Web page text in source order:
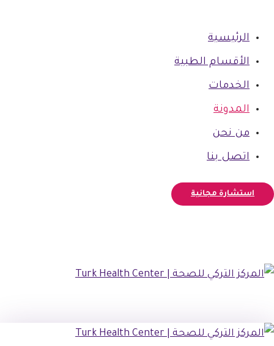
الرئيسية
الأقسام الطبية
الخدمات
المدونة
من نحن
اتصل بنا
استشارة مجانية